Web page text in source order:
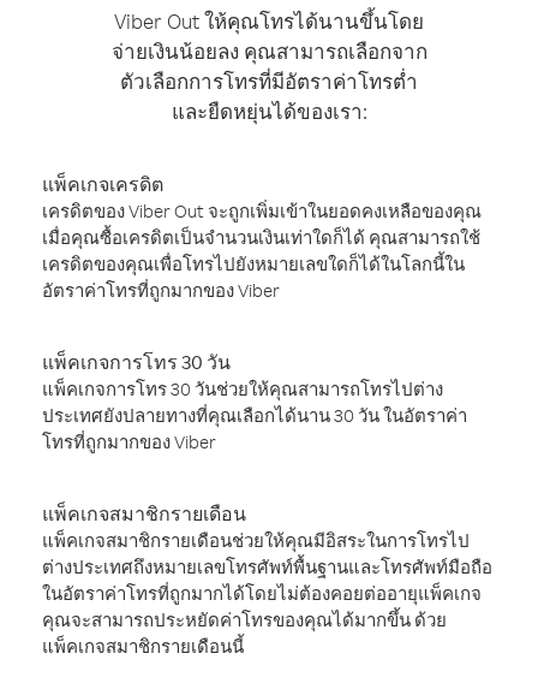
Viber Out ให้คุณโทรได้นานขึ้นโดย
จ่ายเงินน้อยลง คุณสามารถเลือกจาก
ตัวเลือกการโทรที่มีอัตราค่าโทรต่ำ
และยืดหยุ่นได้ของเรา:
แพ็คเกจเครดิต
เครดิตของ Viber Out จะถูกเพิ่มเข้าในยอดคงเหลือของคุณ
เมื่อคุณซื้อเครดิตเป็นจำนวนเงินเท่าใดก็ได้ คุณสามารถใช้
เครดิตของคุณเพื่อโทรไปยังหมายเลขใดก็ได้ในโลกนี้ใน
อัตราค่าโทรที่ถูกมากของ Viber
แพ็คเกจการโทร 30 วัน
แพ็คเกจการโทร 30 วันช่วยให้คุณสามารถโทรไปต่าง
ประเทศยังปลายทางที่คุณเลือกได้นาน 30 วัน ในอัตราค่า
โทรที่ถูกมากของ Viber
แพ็คเกจสมาชิกรายเดือน
แพ็คเกจสมาชิกรายเดือนช่วยให้คุณมีอิสระในการโทรไป
ต่างประเทศถึงหมายเลขโทรศัพท์พื้นฐานและโทรศัพท์มือถือ
ในอัตราค่าโทรที่ถูกมากได้โดยไม่ต้องคอยต่ออายุแพ็คเกจ
คุณจะสามารถประหยัดค่าโทรของคุณได้มากขึ้น ด้วย
แพ็คเกจสมาชิกรายเดือนนี้